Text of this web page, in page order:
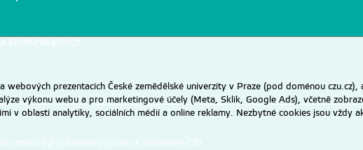
komunikačních
mohou být publikovány pouze se souhlasem ČZU.
webových prezentacích České zemědělské univerzity v Praze (pod doménou
výkonu webu a pro marketingové účely (Meta, Sklik, Google Ads), včetně
v oblasti analytiky, sociálních médií a online reklamy. Nezbytné cookies jsou